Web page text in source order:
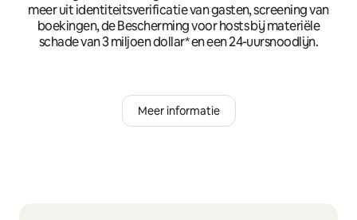
meer uit identiteitsverificatie van gasten, screening van
boekingen, de Bescherming voor hosts bij materiële
schade van 3 miljoen dollar* en een 24-uursnoodlijn.
Meer informatie